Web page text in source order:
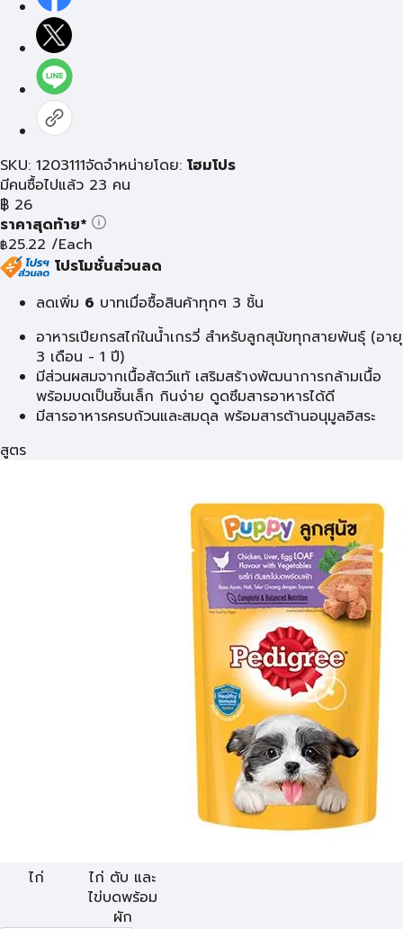
SKU: 1203111จัดจำหน่ายโดย: โฮมโปร
มีคนซื้อไปแล้ว 23 คน
฿ 26
ราคาสุดท้าย*
฿25.22 /Each
โปรโมชั่นส่วนลด
ลดเพิ่ม 6 บาทเมื่อซื้อสินค้าทุกๆ 3 ชิ้น
อาหารเปียกรสไก่ในน้ำเกรวี่ สำหรับลูกสุนัขทุกสายพันธุ์ (อายุ
3 เดือน - 1 ปี)
มีส่วนผสมจากเนื้อสัตว์แท้ เสริมสร้างพัฒนาการกล้ามเนื้อ
พร้อมบดเป็นชิ้นเล็ก กินง่าย ดูดซึมสารอาหารได้ดี
มีสารอาหารครบถ้วนและสมดุล พร้อมสารต้านอนุมูลอิสระ
สูตร
ไก่
ไก่ ตับ และ
ไข่บดพร้อม
ผัก